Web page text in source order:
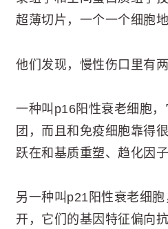
超薄切片，一个一个细胞地
他们发现，慢性伤口里有
一种叫p16阳性衰老细胞
团，而且和免疫细胞靠得
跃在和基质重塑、趋化因
另一种叫p21阳性衰老细
开，它们的基因特征偏向